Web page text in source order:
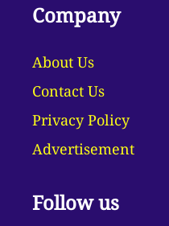
Company
About Us
Contact Us
Privacy Policy
Advertisement
Follow us